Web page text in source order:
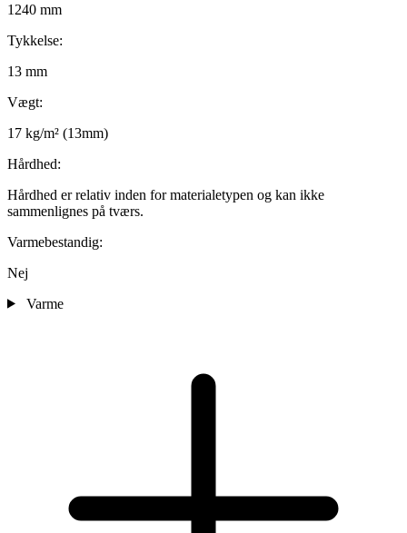
1240 mm
Tykkelse:
13 mm
Vægt:
17 kg/m² (13mm)
Hårdhed:
Hårdhed er relativ inden for materialetypen og kan ikke
sammenlignes på tværs.
Varmebestandig:
Nej
Varme